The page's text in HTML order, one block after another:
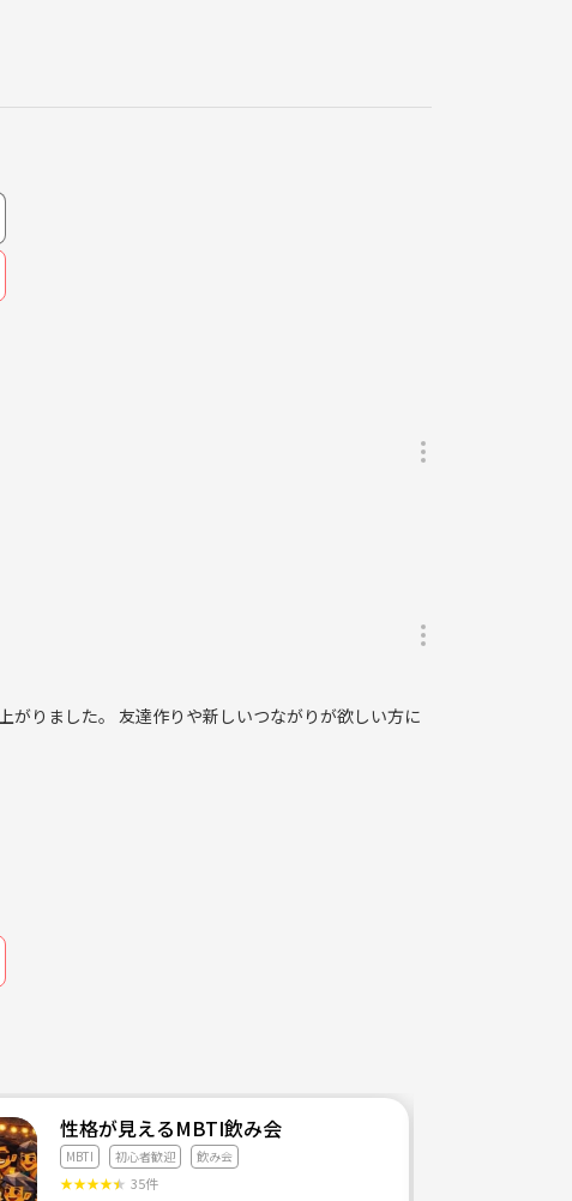
りました。 友達作りや新しいつながりが欲しい方に
ーム・季節イベントを楽しむ同世代サークル（Nexu）
性格が見えるMBTI飲み会
MBTI 初心者歓迎 飲み会
★★★★★ 35件